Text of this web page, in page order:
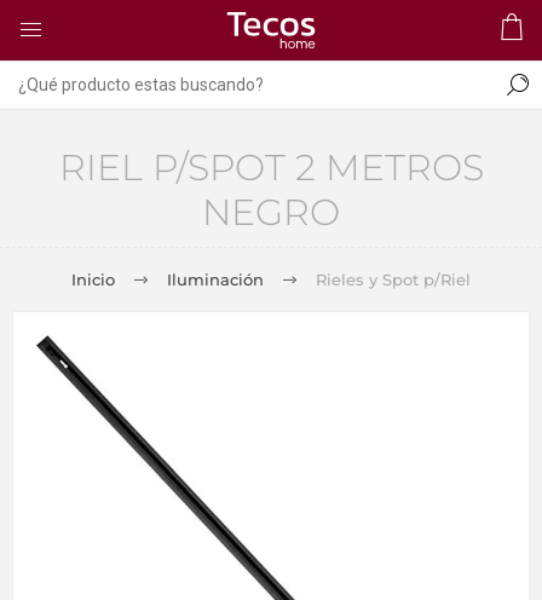
RIEL P/SPOT 2 METROS
NEGRO
Inicio Iluminación Rieles y Spot p/Riel